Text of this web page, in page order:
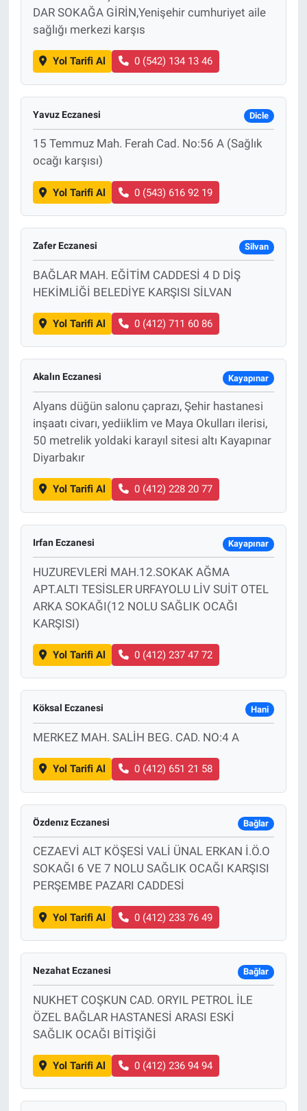
DAR SOKAĞA GİRİN,Yenişehir cumhuriyet aile
sağlığı merkezi karşıs
Yol Tarifi Al 0 (542) 134 13 46
Yavuz Eczanesi Dicle
15 Temmuz Mah. Ferah Cad. No:56 A (Sağlık
ocağı karşısı)
Yol Tarifi Al 0 (543) 616 92 19
Zafer Eczanesi Silvan
BAĞLAR MAH. EĞİTİM CADDESİ 4 D DİŞ
HEKİMLİĞİ BELEDİYE KARŞISI SİLVAN
Yol Tarifi Al 0 (412) 711 60 86
Akalın Eczanesi Kayapınar
Alyans düğün salonu çaprazı, Şehir hastanesi
inşaatı civarı, yediiklim ve Maya Okulları ilerisi,
50 metrelik yoldaki karayıl sitesi altı Kayapınar
Diyarbakır
Yol Tarifi Al 0 (412) 228 20 77
Irfan Eczanesi Kayapınar
HUZUREVLERİ MAH.12.SOKAK AĞMA
APT.ALTI TESİSLER URFAYOLU LİV SUİT OTEL
ARKA SOKAĞI(12 NOLU SAĞLIK OCAĞI
KARŞISI)
Yol Tarifi Al 0 (412) 237 47 72
Köksal Eczanesi Hani
MERKEZ MAH. SALİH BEG. CAD. NO:4 A
Yol Tarifi Al 0 (412) 651 21 58
Özdenız Eczanesi Bağlar
CEZAEVİ ALT KÖŞESİ VALİ ÜNAL ERKAN İ.Ö.O
SOKAĞI 6 VE 7 NOLU SAĞLIK OCAĞI KARŞISI
PERŞEMBE PAZARI CADDESİ
Yol Tarifi Al 0 (412) 233 76 49
Nezahat Eczanesi Bağlar
NUKHET COŞKUN CAD. ORYIL PETROL İLE
ÖZEL BAĞLAR HASTANESİ ARASI ESKİ
SAĞLIK OCAĞI BİTİŞİĞİ
Yol Tarifi Al 0 (412) 236 94 94